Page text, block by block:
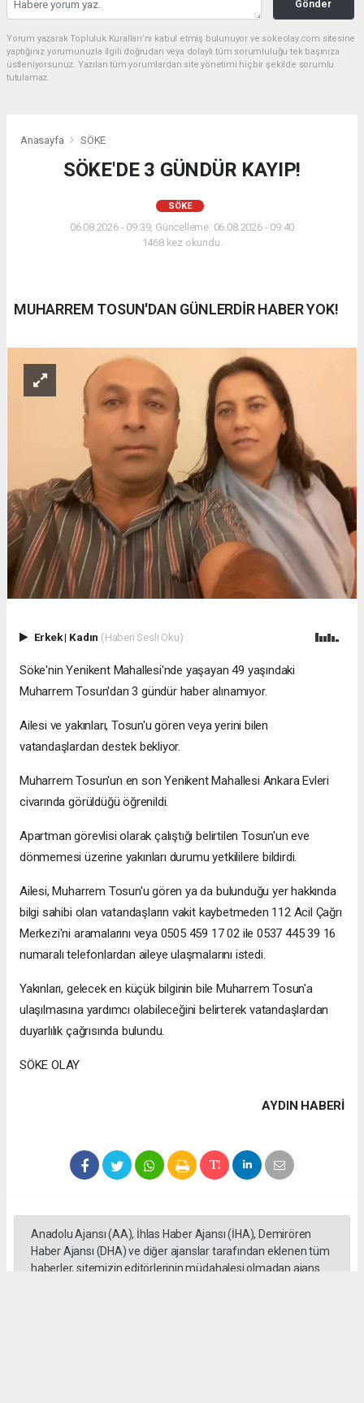
Gönder
Yorum yazarak Topluluk Kuralları’nı kabul etmiş bulunuyor ve sokeolay.com sitesine
yaptığınız yorumunuzla ilgili doğrudan veya dolaylı tüm sorumluluğu tek başınıza
üstleniyorsunuz. Yazılan tüm yorumlardan site yönetimi hiçbir şekilde sorumlu
tutulamaz.
Anasayfa SÖKE
SÖKE'DE 3 GÜNDÜR KAYIP!
SÖKE
06.08.2026 - 09:39, Güncelleme: 06.08.2026 - 09:40
1468 kez okundu.
MUHARREM TOSUN'DAN GÜNLERDİR HABER YOK!
Erkek| Kadın (Haberi Sesli Oku)
Söke'nin Yenikent Mahallesi'nde yaşayan 49 yaşındaki
Muharrem Tosun'dan 3 gündür haber alınamıyor.
Ailesi ve yakınları, Tosun'u gören veya yerini bilen
vatandaşlardan destek bekliyor.
Muharrem Tosun'un en son Yenikent Mahallesi Ankara Evleri
civarında görüldüğü öğrenildi.
Apartman görevlisi olarak çalıştığı belirtilen Tosun'un eve
dönmemesi üzerine yakınları durumu yetkililere bildirdi.
Ailesi, Muharrem Tosun'u gören ya da bulunduğu yer hakkında
bilgi sahibi olan vatandaşların vakit kaybetmeden 112 Acil Çağrı
Merkezi'ni aramalarını veya 0505 459 17 02 ile 0537 445 39 16
numaralı telefonlardan aileye ulaşmalarını istedi.
Yakınları, gelecek en küçük bilginin bile Muharrem Tosun'a
ulaşılmasına yardımcı olabileceğini belirterek vatandaşlardan
duyarlılık çağrısında bulundu.
SÖKE OLAY
AYDIN HABERİ
Anadolu Ajansı (AA), İhlas Haber Ajansı (İHA), Demirören
Haber Ajansı (DHA) ve diğer ajanslar tarafından eklenen tüm
haberler, sitemizin editörlerinin müdahalesi olmadan ajans